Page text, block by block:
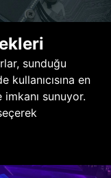
sunduğu
en
sunuyor.